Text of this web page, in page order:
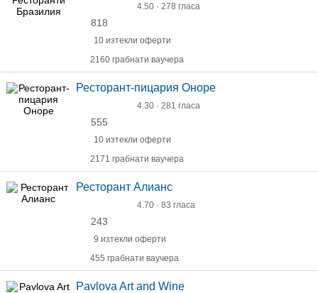
4.50 · 278 гласа
818
10 изтекли оферти
2160 грабнати ваучера
Ресторант-пицария Оноре
4.30 · 281 гласа
555
10 изтекли оферти
2171 грабнати ваучера
Ресторант Алианс
4.70 · 83 гласа
243
9 изтекли оферти
455 грабнати ваучера
Pavlova Art and Wine